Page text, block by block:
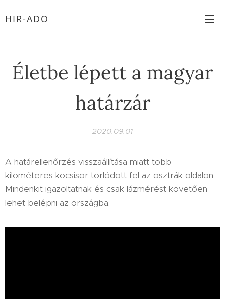
HIR-ADO
Életbe lépett a magyar
határzár
2020.09.01
A határellenőrzés visszaállítása miatt több
kilométeres kocsisor torlódott fel az osztrák oldalon.
Mindenkit igazoltatnak és csak lázmérést követően
lehet belépni az országba.